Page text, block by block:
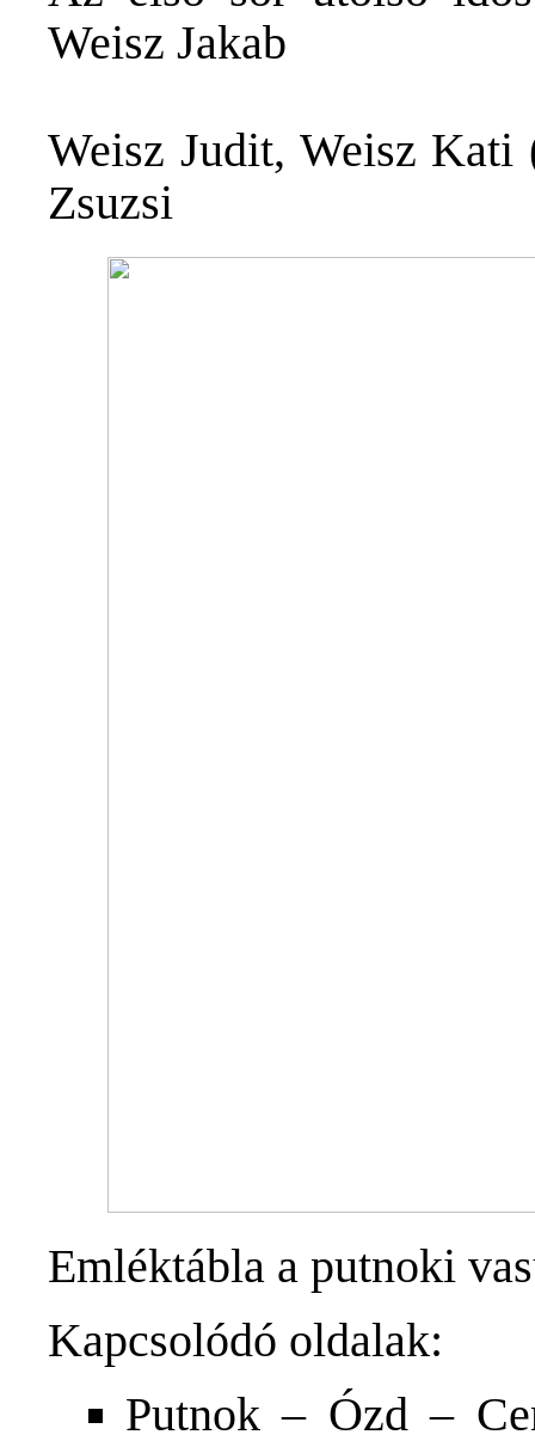
Weisz Jakab
Weisz Judit, Weisz Kati
Zsuzsi
Emléktábla a putnoki
Kapcsolódó oldalak:
Putnok – Ózd –